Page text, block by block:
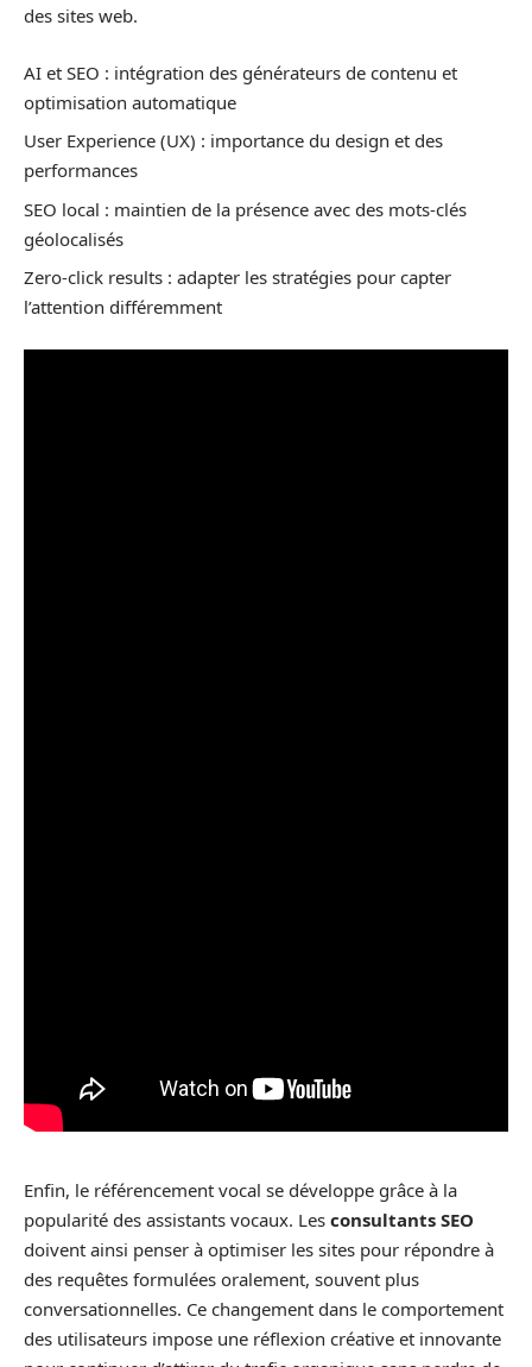
des sites web.
AI et SEO : intégration des générateurs de contenu et
optimisation automatique
User Experience (UX) : importance du design et des
performances
SEO local : maintien de la présence avec des mots-clés
géolocalisés
Zero-click results : adapter les stratégies pour capter
l’attention différemment
Enfin, le référencement vocal se développe grâce à la
popularité des assistants vocaux. Les consultants SEO
doivent ainsi penser à optimiser les sites pour répondre à
des requêtes formulées oralement, souvent plus
conversationnelles. Ce changement dans le comportement
des utilisateurs impose une réflexion créative et innovante